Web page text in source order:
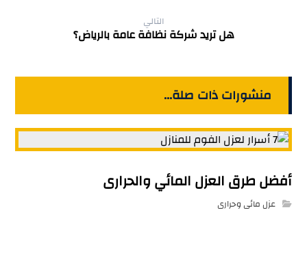
التالي
هل تريد شركة نظافة عامة بالرياض؟
منشورات ذات صلة...
أفضل طرق العزل المائي والحرارى
عزل مائى وحرارى